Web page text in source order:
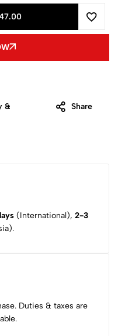
&
Share
(International), 2-3
Duties & taxes are